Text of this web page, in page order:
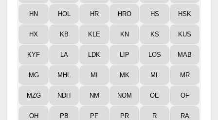
HN HOL HR HRO HS HSK
HX KB KLE KN KS KUS
KYF LA LDK LIP LOS MAB
MG MHL MI MK ML MR
MZG NDH NM NOM OE OF
OH PB PF PR R RA